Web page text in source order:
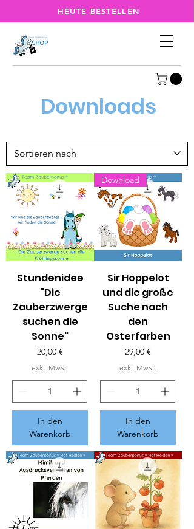
HEUTE BESTELLEN
Downloads
Stundenidee
"Die
Zauberzwerge
suchen die
Sonne"
Preis
20,00 €
exkl. MwSt.
In den
Warenkorb
Download
Sir Hoppelot
und die große
Suche nach
den
Osterfarben
Preis
29,00 €
exkl. MwSt.
In den
Warenkorb